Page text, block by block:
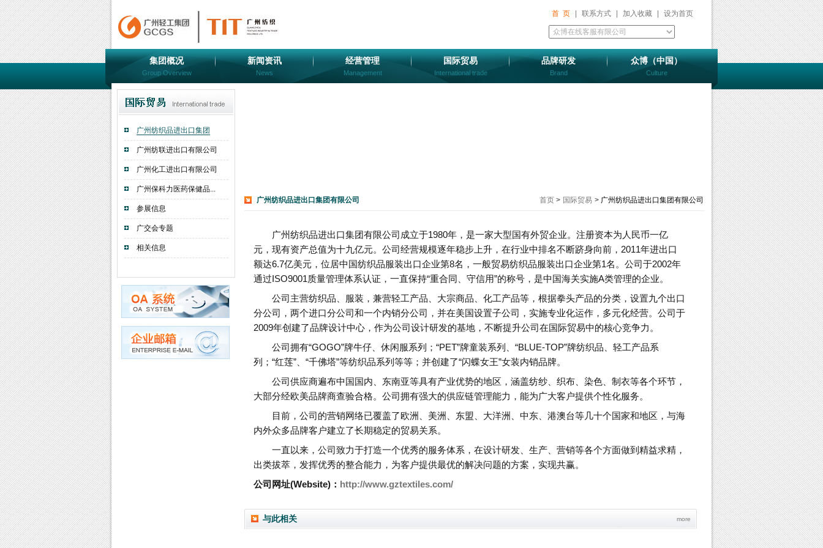
首 页 联系方式 加入收藏 设为首页
集团概况
Group Overview
新闻资讯
News
经营管理
Management
国际贸易
International trade
品牌研发
Brand
众博（中国）
Culture
广州纺织品进出口集团
广州纺联进出口有限公司
广州化工进出口有限公司
广州保科力医药保健品...
参展信息
广交会专题
相关信息
广州纺织品进出口集团有限公司 首页 > 国际贸易 > 广州纺织品进出口集团有限公司
广州纺织品进出口集团有限公司成立于1980年，是一家大型国有外贸企业。注册资本为人民币一亿
元，现有资产总值为十九亿元。公司经营规模逐年稳步上升，在行业中排名不断跻身向前，2011年进出口
额达6.7亿美元，位居中国纺织品服装出口企业第8名，一般贸易纺织品服装出口企业第1名。公司于2002年
通过ISO9001质量管理体系认证，一直保持“重合同、守信用”的称号，是中国海关实施A类管理的企业。
公司主营纺织品、服装，兼营轻工产品、大宗商品、化工产品等，根据拳头产品的分类，设置九个出口
分公司，两个进口分公司和一个内销分公司，并在美国设置子公司，实施专业化运作，多元化经营。公司于
2009年创建了品牌设计中心，作为公司设计研发的基地，不断提升公司在国际贸易中的核心竞争力。
公司拥有“GOGO”牌牛仔、休闲服系列；“PET”牌童装系列、“BLUE-TOP”牌纺织品、轻工产品系
列；“红莲”、“千佛塔”等纺织品系列等等；并创建了“闪蝶女王”女装内销品牌。
公司供应商遍布中国国内、东南亚等具有产业优势的地区，涵盖纺纱、织布、染色、制衣等各个环节，
大部分经欧美品牌商查验合格。公司拥有强大的供应链管理能力，能为广大客户提供个性化服务。
目前，公司的营销网络已覆盖了欧洲、美洲、东盟、大洋洲、中东、港澳台等几十个国家和地区，与海
内外众多品牌客户建立了长期稳定的贸易关系。
一直以来，公司致力于打造一个优秀的服务体系，在设计研发、生产、营销等各个方面做到精益求精，
出类拔萃，发挥优秀的整合能力，为客户提供最优的解决问题的方案，实现共赢。
公司网址(Website)： http://www.gztextiles.com/
与此相关 more